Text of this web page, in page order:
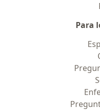
Para